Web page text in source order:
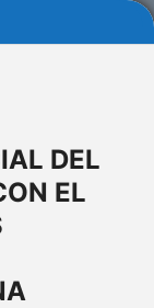
DEL
EL